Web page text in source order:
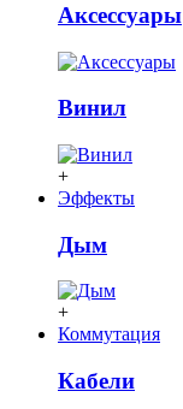
Аксессуары
Винил
+
Эффекты
Дым
+
Коммутация
Кабели